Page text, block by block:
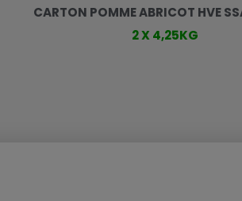
CARTON POMME ABRICOT HVE
2 X 4,25KG